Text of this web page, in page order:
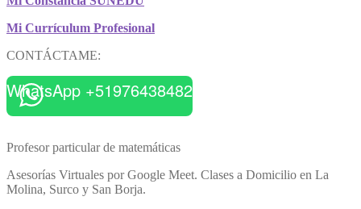
Mi Currículum Profesional
CONTÁCTAME:
WhatsApp +51976438482
Profesor particular de matemáticas
Asesorías Virtuales por Google Meet. Clases a Domicilio en La
Molina, Surco y San Borja.